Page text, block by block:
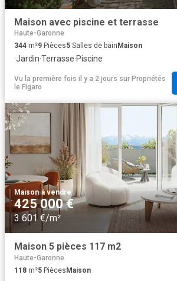
Maison avec piscine et terrasse
Haute-Garonne
344 m²9 Pièces5 Salles de bain Maison
·Jardin·Terrasse·Piscine
Vu la première fois il y a 2 jours sur Propriétés
le Figaro
Maison·à vendre
425 000 €
3 601 €/m²
Maison 5 pièces 117 m2
Haute-Garonne
118 m²5 Pièces Maison